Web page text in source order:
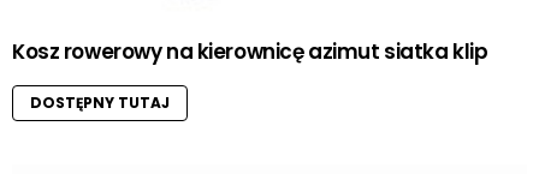
Kosz rowerowy na kierownicę azimut siatka klip
DOSTĘPNY TUTAJ